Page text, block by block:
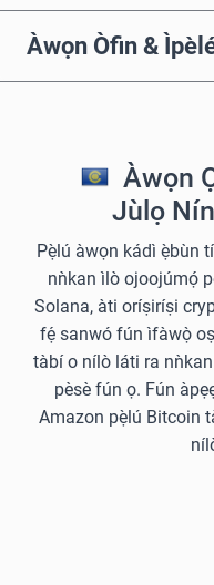
Àwọn Òfin &
Àwọn
Jùlọ
Pẹ̀lú àwọn kádì ẹ̀bùn
nǹkan ìlò ojoojúmọ́
Solana, àti oríṣiríṣi
fẹ́ sanwó fún ìfàwọ̀
tàbí o nílò láti ra
pèsè fún ọ. Fún
Amazon pẹ̀lú Bitcoin